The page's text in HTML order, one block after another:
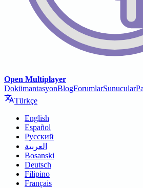
Open Multiplayer
DokümantasyonBlogForumlarSunucular
Türkçe
English
Español
Русский
العربية
Bosanski
Deutsch
Filipino
Français